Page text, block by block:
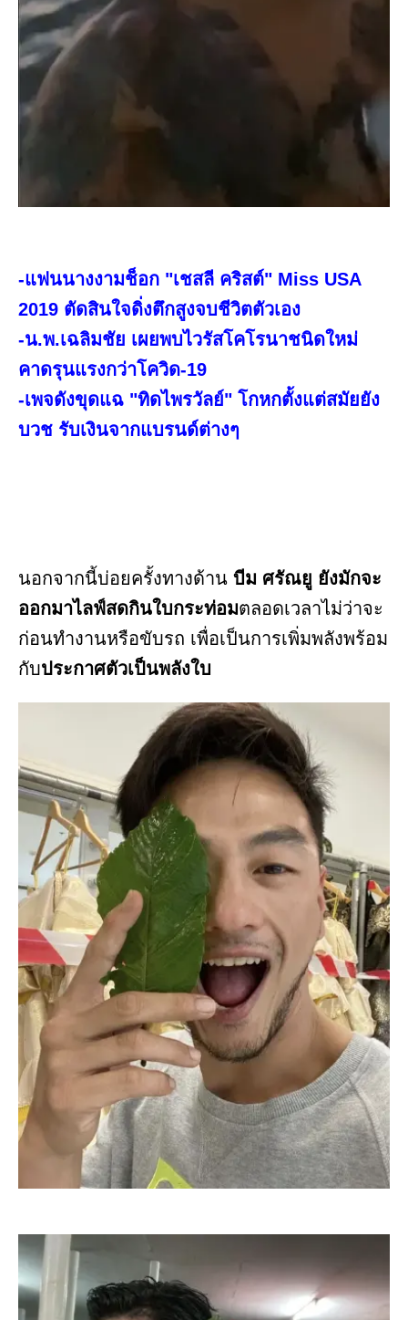
-แฟนนางงามช็อก "เชสลี คริสต์" Miss USA
2019 ตัดสินใจดิ่งตึกสูงจบชีวิตตัวเอง
-น.พ.เฉลิมชัย เผยพบไวรัสโคโรนาชนิดใหม่
คาดรุนแรงกว่าโควิด-19
-เพจดังขุดแฉ "ทิดไพรวัลย์" โกหกตั้งแต่สมัยยัง
บวช รับเงินจากแบรนด์ต่างๆ
นอกจากนี้บ่อยครั้งทางด้าน บีม ศรัณยู ยังมักจะ
ออกมาไลฟ์สดกินใบกระท่อมตลอดเวลาไม่ว่าจะ
ก่อนทำงานหรือขับรถ เพื่อเป็นการเพิ่มพลังพร้อม
กับประกาศตัวเป็นพลังใบ